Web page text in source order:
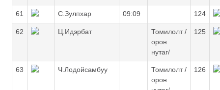
61 С.Зулпхар 09:09 124
62 Ц.Идэрбат
Томилолт /
орон
нутаг/
125
63 Ч.Лодойсамбуу
Томилолт /
орон
126